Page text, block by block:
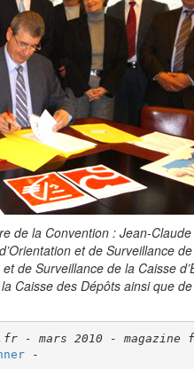
de la Convention : Jean-
et de Surveillance
de Surveillance de la Caisse
Caisse des Dépôts ainsi que
- mars 2010 -
-